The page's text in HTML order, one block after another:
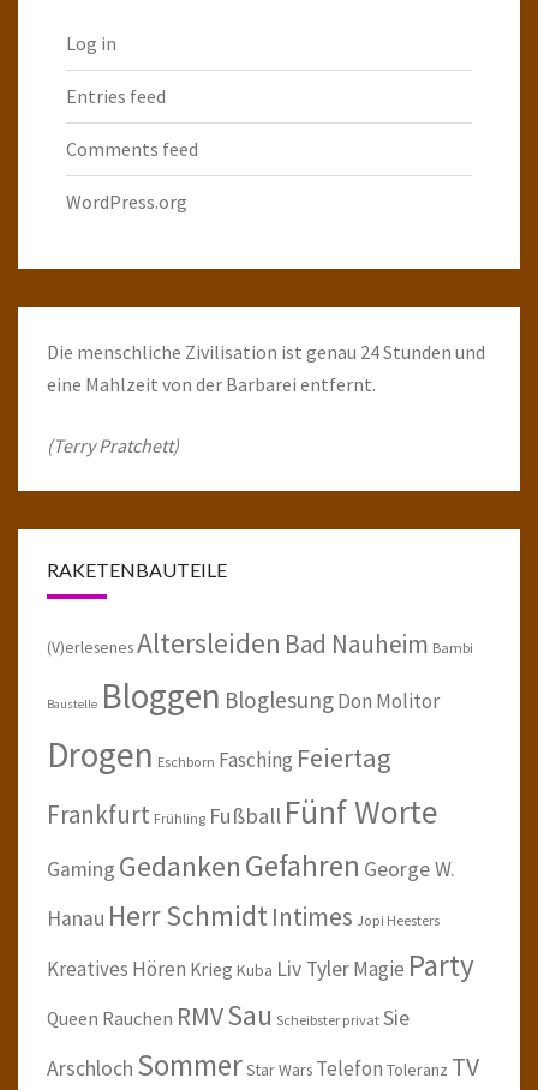
Log in
Entries feed
Comments feed
WordPress.org
Die menschliche Zivilisation ist genau 24 Stunden und
eine Mahlzeit von der Barbarei entfernt.
(Terry Pratchett)
RAKETENBAUTEILE
(V)erlesenesAltersleiden Bad Nauheim Bambi
Baustelle Bloggen BloglesungDon Molitor
Drogen Eschborn Fasching Feiertag
Frankfurt Frühling Fußball Fünf Worte
Gaming GedankenGefahren George W.
Hanau Herr SchmidtIntimes Jopi Heesters
Kreatives Hören Krieg Kuba Liv TylerMagie Party
Queen Rauchen RMVSau Scheibster privat Sie
Arschloch SommerStar Wars Telefon Toleranz TV